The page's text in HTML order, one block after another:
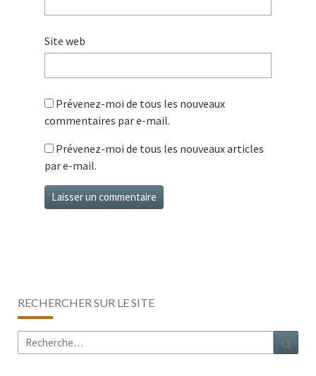
Site web
Prévenez-moi de tous les nouveaux
commentaires par e-mail.
Prévenez-moi de tous les nouveaux articles
par e-mail.
RECHERCHER SUR LE SITE
Rechercher :